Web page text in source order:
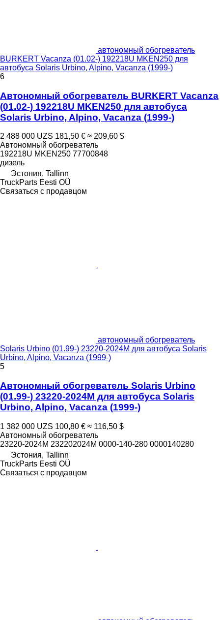
автономный обогреватель
BURKERT Vacanza (01.02-) 192218U MKEN250 для
автобуса Solaris Urbino, Alpino, Vacanza (1999-)
6
Автономный обогреватель BURKERT Vacanza
(01.02-) 192218U MKEN250 для автобуса
Solaris Urbino, Alpino, Vacanza (1999-)
2 488 000 UZS 181,50 € ≈ 209,60 $
Автономный обогреватель
192218U MKEN250 77700848
дизель
Эстония, Tallinn
TruckParts Eesti OÜ
Связаться с продавцом
автономный обогреватель
Solaris Urbino (01.99-) 23220-2024M для автобуса Solaris
Urbino, Alpino, Vacanza (1999-)
5
Автономный обогреватель Solaris Urbino
(01.99-) 23220-2024M для автобуса Solaris
Urbino, Alpino, Vacanza (1999-)
1 382 000 UZS 100,80 € ≈ 116,50 $
Автономный обогреватель
23220-2024M 232202024M 0000-140-280 0000140280
Эстония, Tallinn
TruckParts Eesti OÜ
Связаться с продавцом